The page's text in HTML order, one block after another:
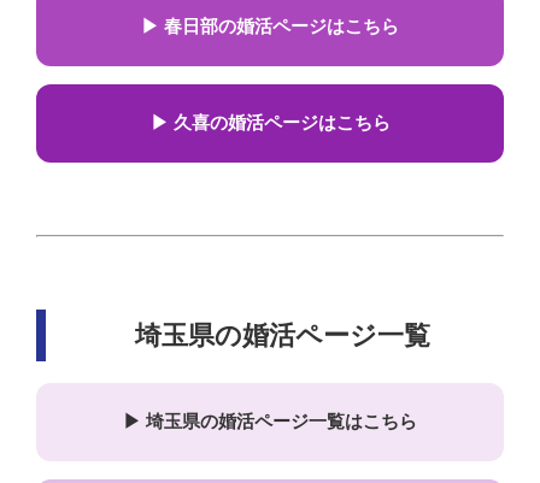
▶ 春日部の婚活ページはこちら
▶ 久喜の婚活ページはこちら
埼玉県の婚活ページ一覧
▶ 埼玉県の婚活ページ一覧はこちら